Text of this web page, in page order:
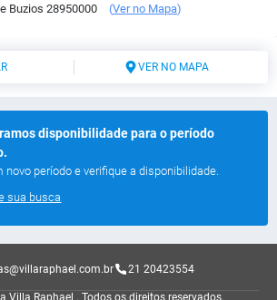
Buzios 28950000 (Ver no Mapa)
VER NO MAPA
disponibilidade para o período
novo período e verifique a disponibilidade.
sua busca
21 20423554
Villa Raphael . Todos os direitos reservados.